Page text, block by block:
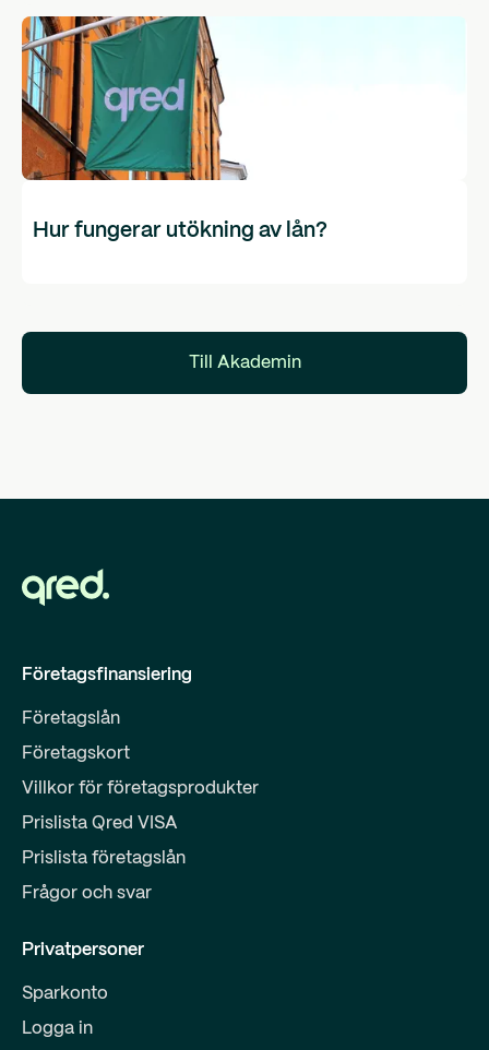
Hur fungerar utökning av lån?
Till Akademin
Företagsfinansiering
Företagslån
Företagskort
Villkor för företagsprodukter
Prislista Qred VISA
Prislista företagslån
Frågor och svar
Privatpersoner
Sparkonto
Logga in